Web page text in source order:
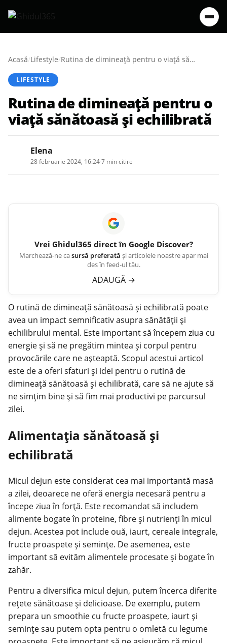
Acasă/Lifestyle/ Rutina de dimineață pentru o viață sănătoasă și echilibrată
LIFESTYLE
Rutina de dimineață pentru o
viață sănătoasă și echilibrată
Elena
28 februarie 2024, 16:247 min citire
Vrei Ghidul365 direct în Google Discover?
Marchează-ne casursă preferată și articolele noastre apar mai
des în feed-ul tău.
ADAUGĂ →
O rutină de dimineață sănătoasă și echilibrată poate
avea un impact semnificativ asupra sănătății și
echilibrului mental. Este important să începem ziua cu
energie și să ne pregătim mintea și corpul pentru
provocările care ne așteaptă. Scopul acestui articol
este de a oferi sfaturi și idei pentru o rutină de
dimineață sănătoasă și echilibrată, care să ne ajute să
ne simțim bine și să fim mai productivi pe parcursul
zilei.
Alimentația sănătoasă și
echilibrată
Micul dejun este considerat cea mai importantă masă
a zilei, deoarece ne oferă energia necesară pentru a
începe ziua în forță. Este recomandat să includem
alimente bogate în proteine, fibre și nutrienți în micul
dejun. Acestea pot include ouă, iaurt, cereale integrale,
fructe proaspete și semințe. De asemenea, este
important să evităm alimentele procesate și bogate în
zahăr.
Pentru a diversifica micul dejun, putem încerca diferite
rețete sănătoase și delicioase. De exemplu, putem
prepara un smoothie cu fructe proaspete, iaurt și
semințe sau putem opta pentru o omletă cu legume